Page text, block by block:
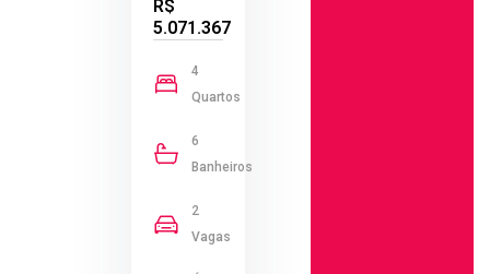
R$
5.071.367
4
Quartos
6
Banheiros
2
Vagas